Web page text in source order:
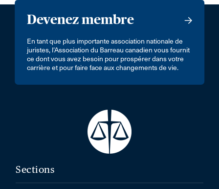
Devenez membre
En tant que plus importante association nationale de
juristes, l’Association du Barreau canadien vous fournit
ce dont vous avez besoin pour prospérer dans votre
carrière et pour faire face aux changements de vie.
Sections